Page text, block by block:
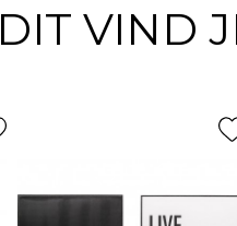
DIT VIND